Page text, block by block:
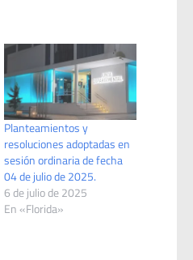
Planteamientos y
resoluciones adoptadas en
sesión ordinaria de fecha
04 de julio de 2025.
6 de julio de 2025
En «Florida»